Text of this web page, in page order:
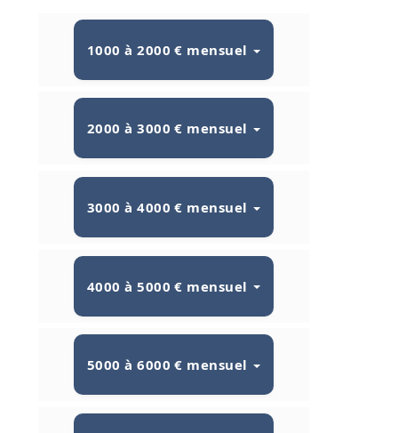
1000 à 2000 € mensuel
2000 à 3000 € mensuel
3000 à 4000 € mensuel
4000 à 5000 € mensuel
5000 à 6000 € mensuel